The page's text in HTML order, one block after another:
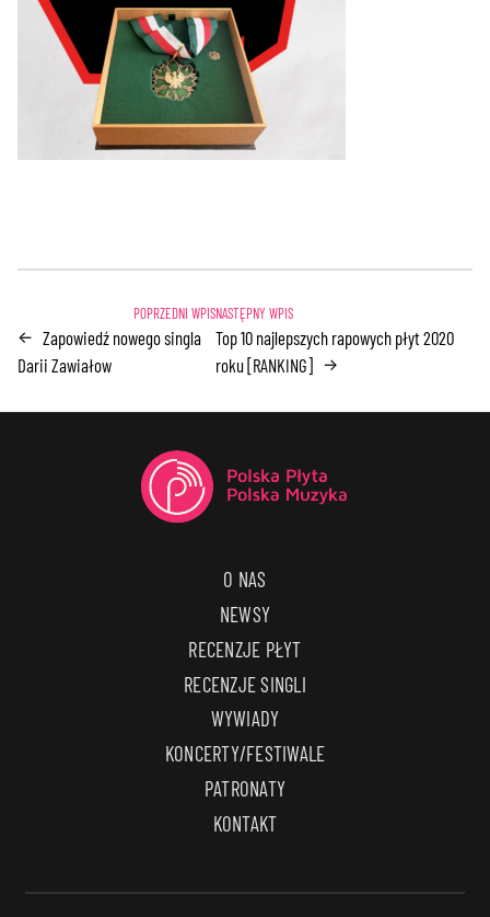
← Zapowiedź nowego singla
Darii Zawiałow
Top 10 najlepszych rapowych płyt 2020
roku [RANKING] →
O NAS
NEWSY
RECENZJE PŁYT
RECENZJE SINGLI
WYWIADY
KONCERTY/FESTIWALE
PATRONATY
KONTAKT